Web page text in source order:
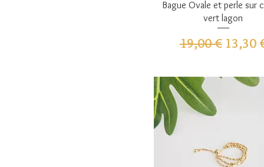
Aperçu rapide
Bague Ovale et perle sur
vert lagon
Prix original
19,00 € Prix
13,30